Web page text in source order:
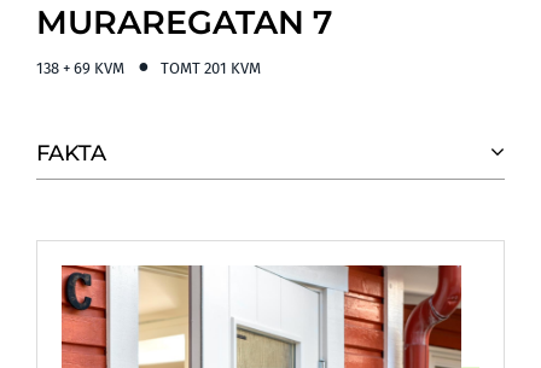
MURAREGATAN 7
138 + 69 KVM TOMT 201 KVM
FAKTA